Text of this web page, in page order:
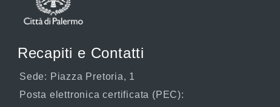
Recapiti e Contatti
Sede: Piazza Pretoria, 1
Posta elettronica certificata (PEC):